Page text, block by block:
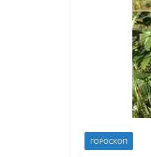
ГОРОСКОП